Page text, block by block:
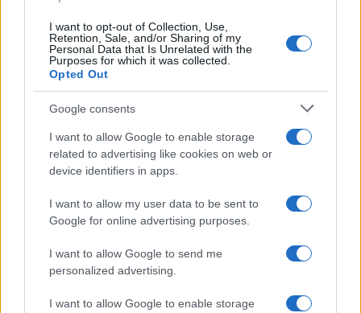
I want to opt-out of Collection, Use,
Retention, Sale, and/or Sharing of my
Personal Data that Is Unrelated with the
Purposes for which it was collected.
Opted Out
Google consents
I want to allow Google to enable storage
related to advertising like cookies on web or
device identifiers in apps.
I want to allow my user data to be sent to
Google for online advertising purposes.
I want to allow Google to send me
personalized advertising.
I want to allow Google to enable storage
AUTOMOVIL
Compra tu coche de segunda mano en
Heycar
¿Estás pensando en renovar tu coche? Apostar por…